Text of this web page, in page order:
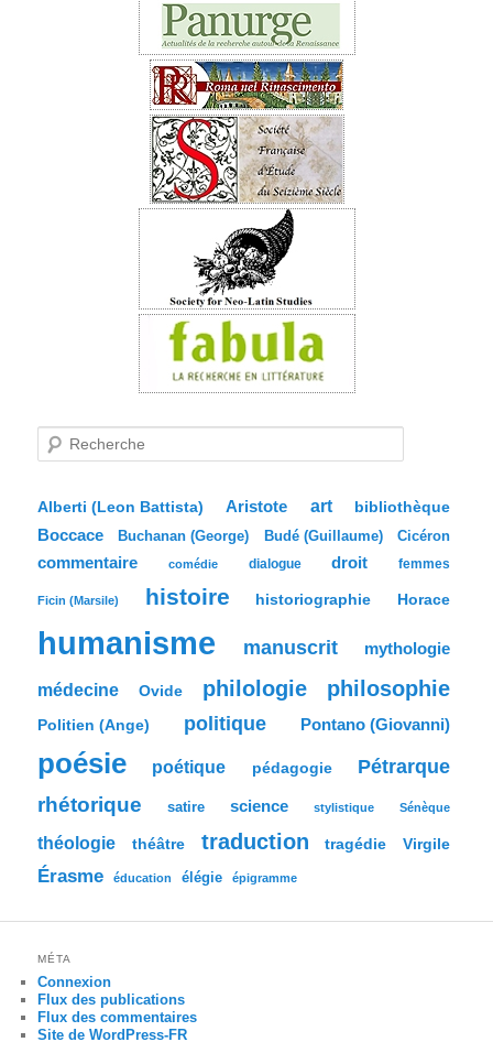
e
r
c
e
Alberti (Leon Battista) Aristote art bibliothèque
Boccace Buchanan (George) Budé (Guillaume) Cicéron
commentaire comédie dialogue droit femmes
Ficin (Marsile) histoire historiographie Horace
humanisme manuscrit mythologie
médecine Ovide philologie philosophie
Politien (Ange) politique Pontano (Giovanni)
poésie poétique pédagogie Pétrarque
rhétorique satire science stylistique Sénèque
théologie théâtre traduction tragédie Virgile
Érasme éducation élégie épigramme
MÉTA
Connexion
Flux des publications
Flux des commentaires
Site de WordPress-FR